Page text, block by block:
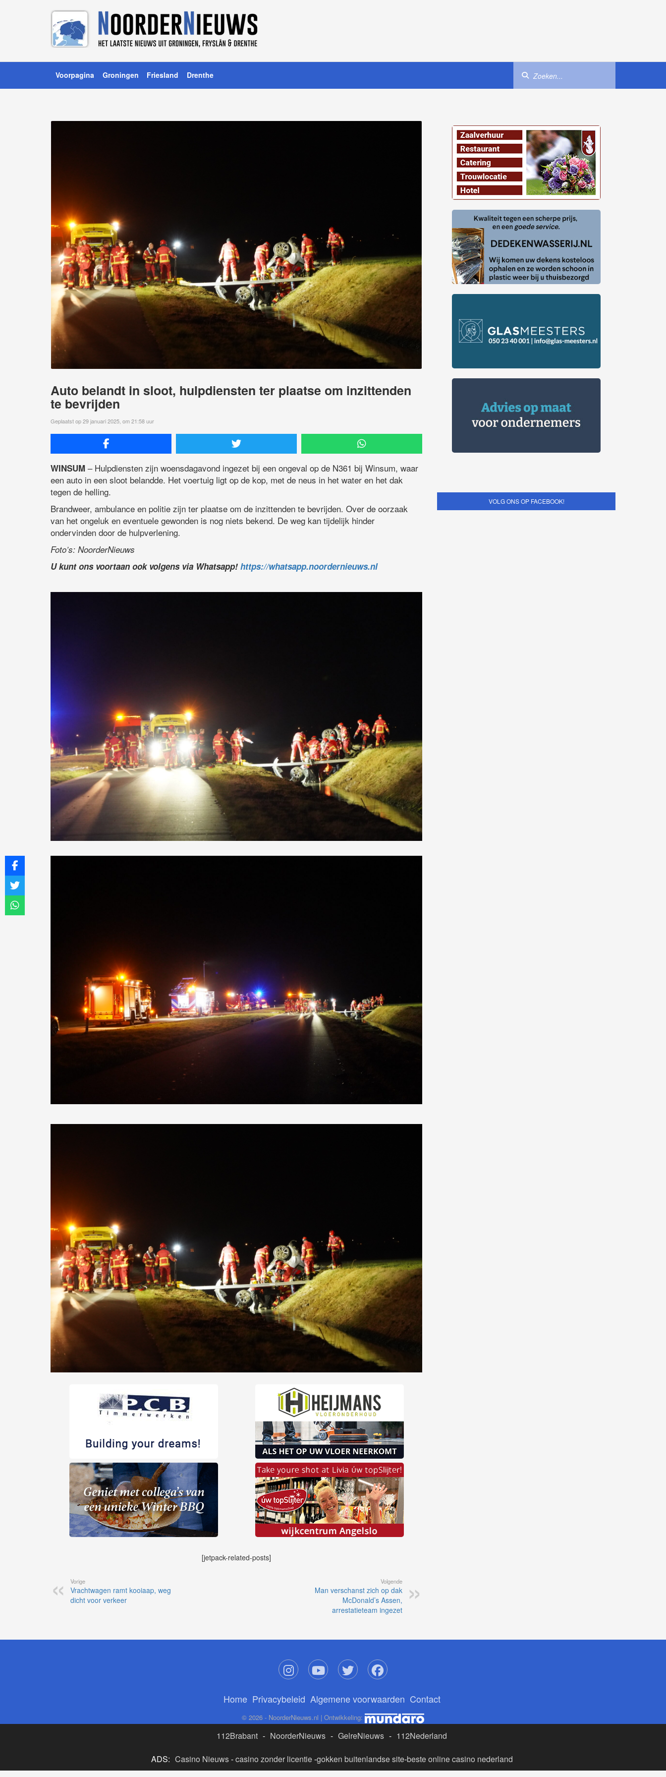
Voorpagina Groningen Friesland Drenthe
Auto belandt in sloot, hulpdiensten ter plaatse om inzittenden
te bevrijden
Geplaatst op 29 januari 2025, om 21:58 uur
WINSUM – Hulpdiensten zijn woensdagavond ingezet bij een ongeval op de N361 bij Winsum, waar
een auto in een sloot belandde. Het voertuig ligt op de kop, met de neus in het water en het dak
tegen de helling.
Brandweer, ambulance en politie zijn ter plaatse om de inzittenden te bevrijden. Over de oorzaak
van het ongeluk en eventuele gewonden is nog niets bekend. De weg kan tijdelijk hinder
ondervinden door de hulpverlening.
Foto’s: NoorderNieuws
U kunt ons voortaan ook volgens via Whatsapp! https://whatsapp.noordernieuws.nl
[jetpack-related-posts]
Vorige
Vrachtwagen ramt kooiaap, weg
dicht voor verkeer
Volgende
Man verschanst zich op dak
McDonald’s Assen,
arrestatieteam ingezet
VOLG ONS OP FACEBOOK!
Home Privacybeleid Algemene voorwaarden Contact
© 2026 - NoorderNieuws.nl | Ontwikkeling:
112Brabant - NoorderNieuws - GelreNieuws - 112Nederland
ADS: Casino Nieuws-casino zonder licentie-gokken buitenlandse site-beste online casino nederland